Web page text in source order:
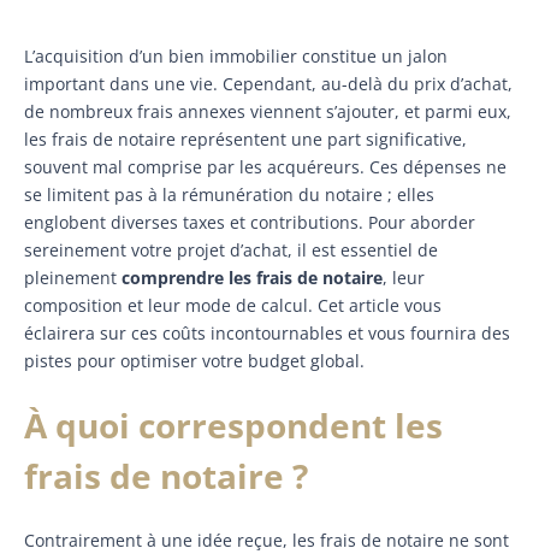
L’acquisition d’un bien immobilier constitue un jalon
important dans une vie. Cependant, au-delà du prix d’achat,
de nombreux frais annexes viennent s’ajouter, et parmi eux,
les frais de notaire représentent une part significative,
souvent mal comprise par les acquéreurs. Ces dépenses ne
se limitent pas à la rémunération du notaire ; elles
englobent diverses taxes et contributions. Pour aborder
sereinement votre projet d’achat, il est essentiel de
pleinement comprendre les frais de notaire, leur
composition et leur mode de calcul. Cet article vous
éclairera sur ces coûts incontournables et vous fournira des
pistes pour optimiser votre budget global.
À quoi correspondent les
frais de notaire ?
Contrairement à une idée reçue, les frais de notaire ne sont